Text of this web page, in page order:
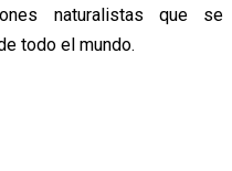
naturalistas que se
todo el mundo.